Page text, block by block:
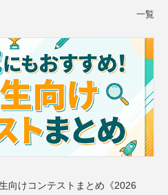
一覧
向けコンテストまとめ《2026